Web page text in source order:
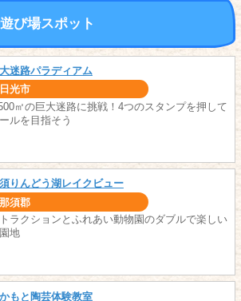
び場スポット
迷路パラディアム
日光市
㎡の巨大迷路に挑戦！4つのスタンプを押して
ルを目指そう
りんどう湖レイクビュー
那須郡
ラクションとふれあい動物園のダブルで楽しい
地
もと陶芸体験教室